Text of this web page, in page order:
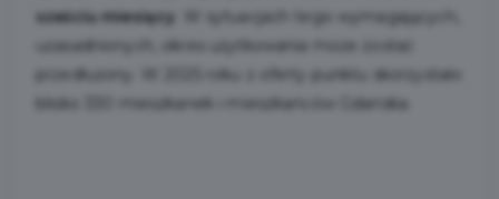
sześciu miesięcy . W sytuacjach tego wymagających,
uzasadnionych, okres użytkowania może zostać
przedłużony. W 2025 roku z oferty punktu skorzystało
blisko 330 mieszkanek i mieszkańców Gdańska.